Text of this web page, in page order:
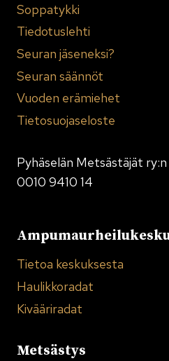
Soppatykki
Tiedotuslehti
Seuran jäseneksi?
Seuran säännöt
Vuoden erämiehet
Tietosuojaseloste
Pyhäselän Metsästäjät
0010 9410 14
Tietoa keskuksesta
Haulikkoradat
Kivääriradat
Metsästys